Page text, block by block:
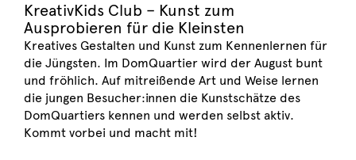
KreativKids Club – Kunst zum
Ausprobieren für die Kleinsten
Kreatives Gestalten und Kunst zum Kennenlernen für
die Jüngsten. Im DomQuartier wird der August bunt
und fröhlich. Auf mitreißende Art und Weise lernen
die jungen Besucher:innen die Kunstschätze des
DomQuartiers kennen und werden selbst aktiv.
Kommt vorbei und macht mit!